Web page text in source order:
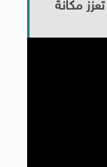
مكانة